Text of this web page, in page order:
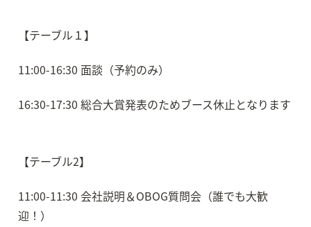
【テーブル１】
11:00-16:30 面談（予約のみ）
16:30-17:30 総合大賞発表のためブース休止となります
【テーブル2】
11:00-11:30 会社説明＆OBOG質問会（誰でも大歓
迎！）